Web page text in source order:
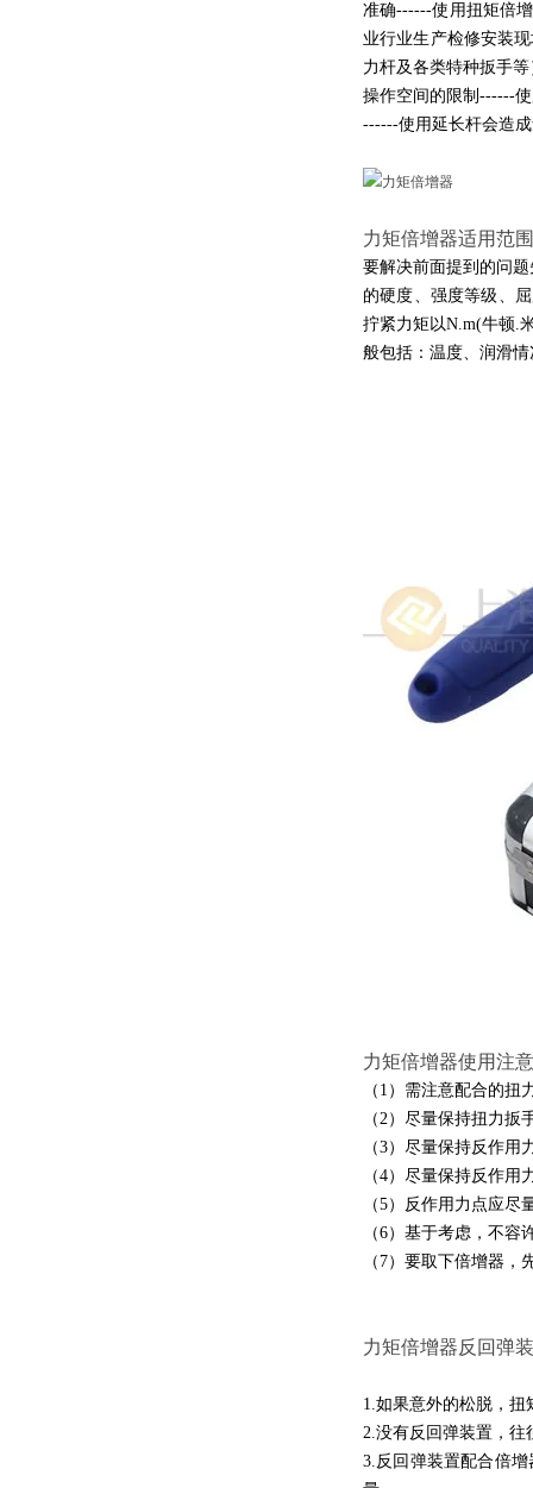
准确------使用扭矩倍
业行业生产检修安装
力杆及各类特种扳手
操作空间的限制------
------使用延长杆会造
力矩倍增器适用范围
要解决前面提到的问
的硬度、强度等级、
拧紧力矩以N.m(牛顿.
般包括：温度、润滑
力矩倍增器使用注
（1）需注意配合的
（2）尽量保持扭力
（3）尽量保持反作
（4）尽量保持反作用
（5）反作用力点应
（6）基于考虑，不
（7）要取下倍增器
力矩倍增器反回弹
1.如果意外的松脱，
2.没有反回弹装置，往
3.反回弹装置配合倍